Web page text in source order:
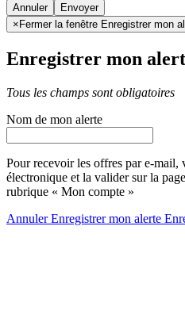
Annuler
× Fermer la fenêtre Enregistrer mon
Enregistrer mon
Tous les champs sont obligatoires
Nom de mon alerte
Pour recevoir les offres par e-mail,
électronique et la valider sur la
rubrique « Mon compte »
AnnulerEnregistrer mon alerte